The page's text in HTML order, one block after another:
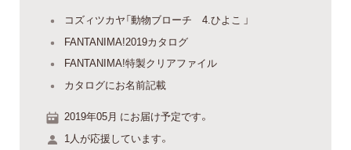
コズィツカヤ「動物ブローチ 4.ひよこ 」
FANTANIMA!2019カタログ
FANTANIMA!特製クリアファイル
カタログにお名前記載
2019年05月 にお届け予定です。
1人が応援しています。